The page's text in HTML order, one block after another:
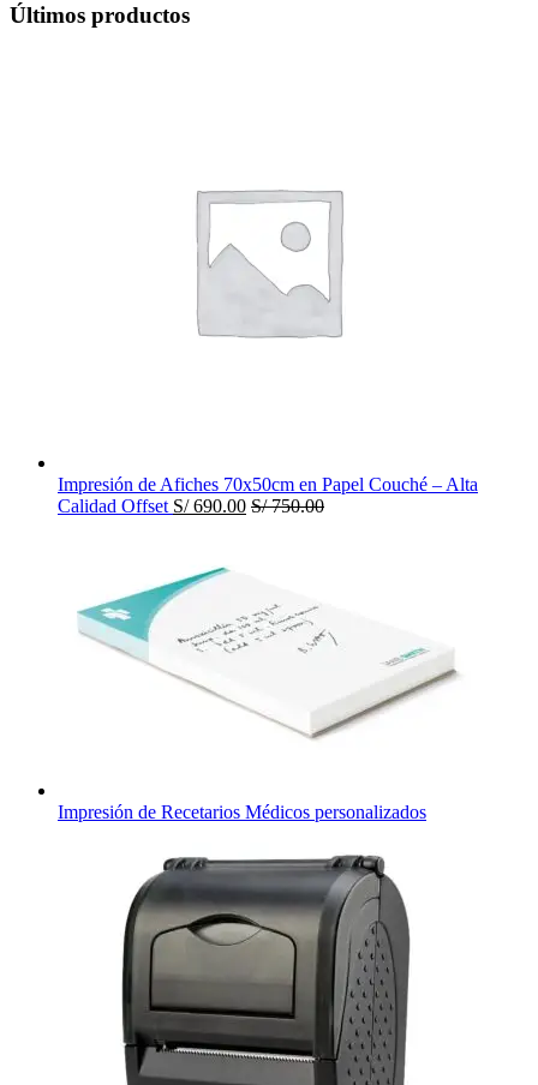
Últimos productos
Impresión de Afiches 70x50cm en Papel Couché – Alta
Calidad Offset S/690.00 S/750.00
Impresión de Recetarios Médicos personalizados